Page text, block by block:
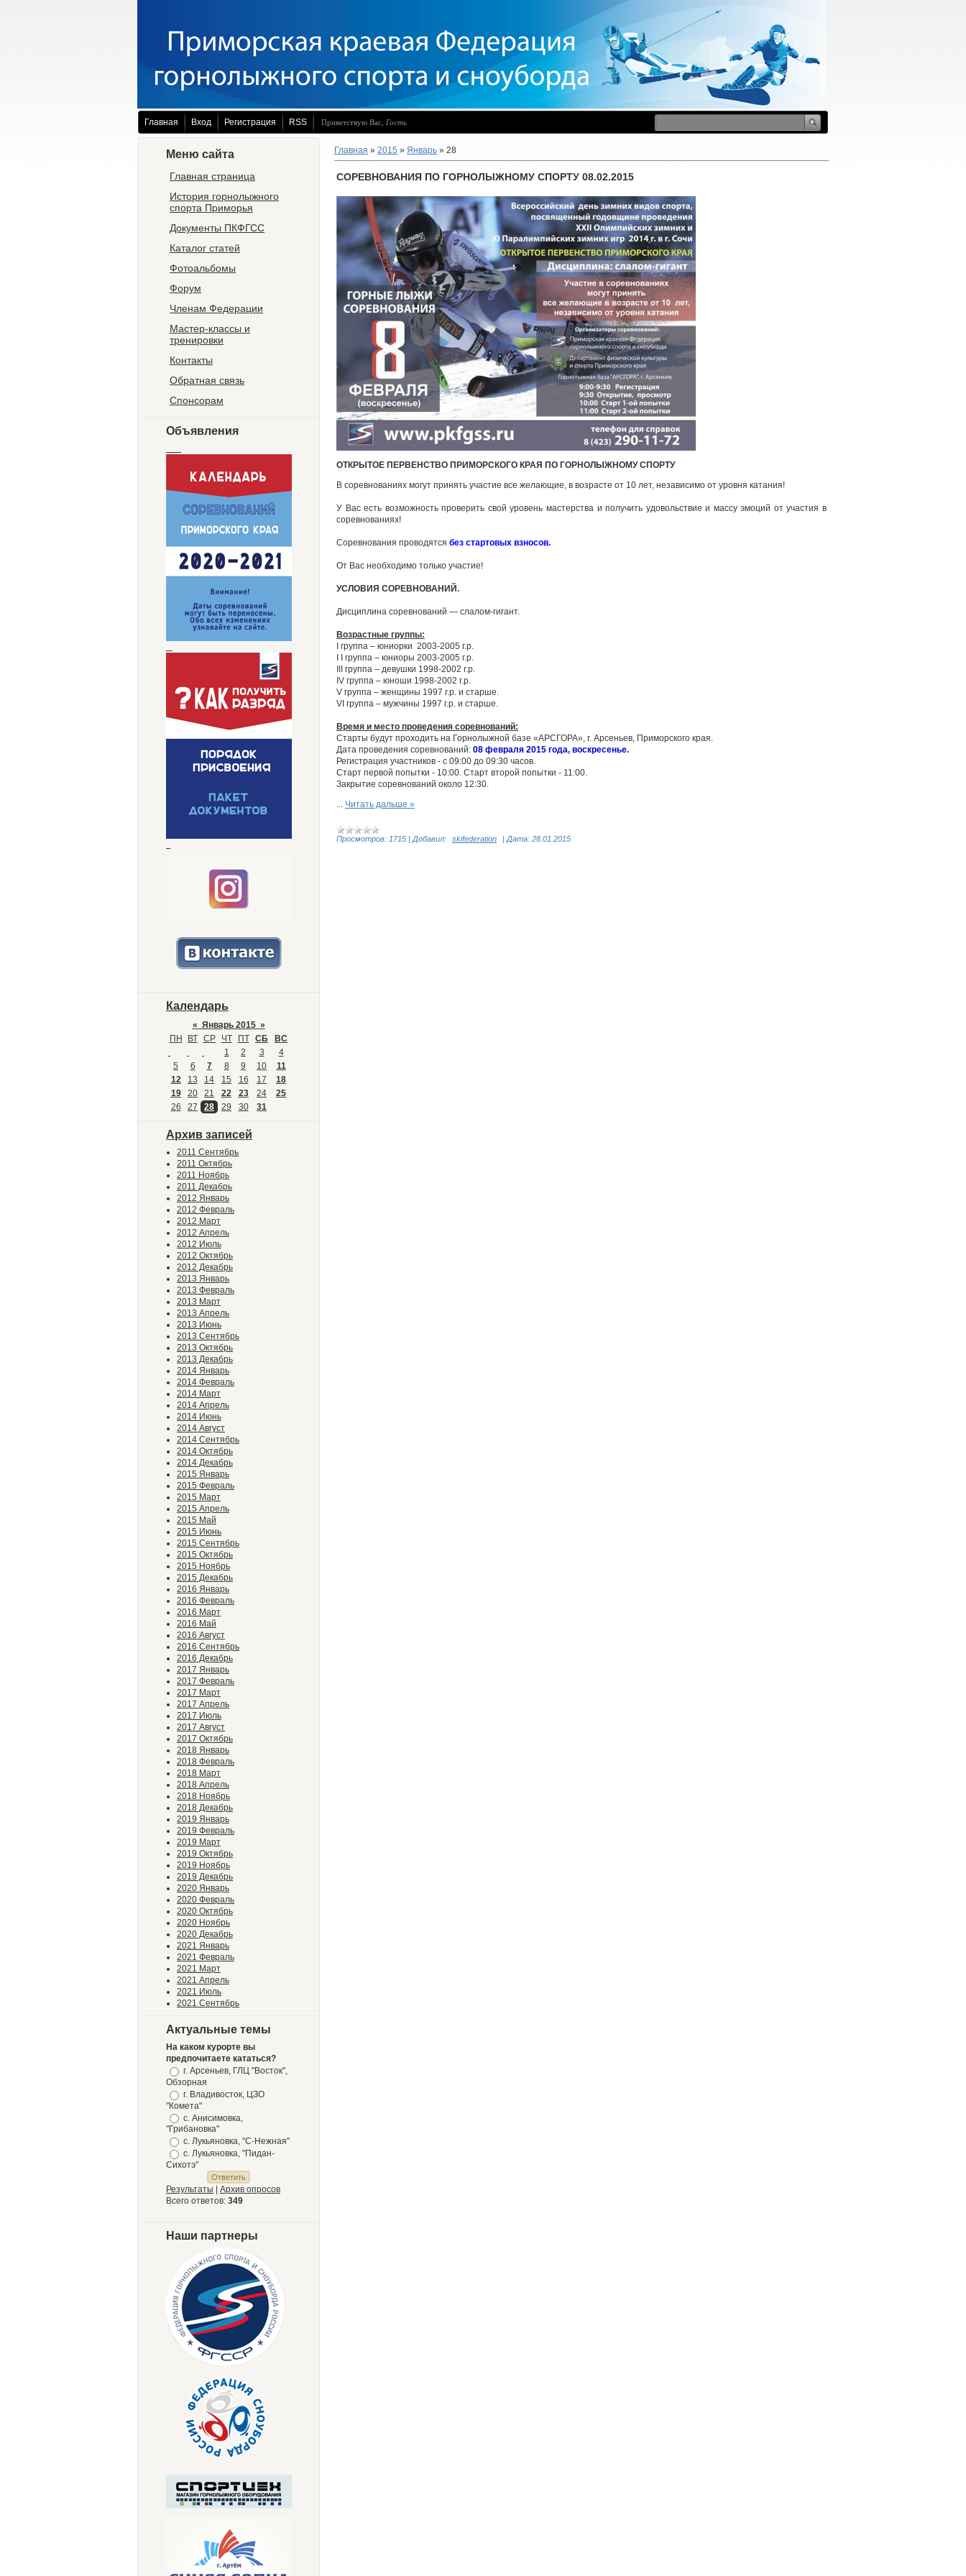
Главная Вход Регистрация RSS Приветствую Вас Гость
Меню сайта
Главная страница
История горнолыжного
спорта Приморья
Документы ПКФГСС
Каталог статей
Фотоальбомы
Форум
Членам Федерации
Мастер-классы и
тренировки
Контакты
Обратная связь
Спонсорам
Объявления
Календарь
« Январь 2015 »
ПН
ВТ СР ЧТ ПТ СБ
ВС
1
2 3
4
5
6 7 8 9 10
11
12
13 14 15 16 17
18
19
20 21 22 23 24
25
26
27 28 29 30 31
Архив записей
2011 Сентябрь
2011 Октябрь
2011 Ноябрь
2011 Декабрь
2012 Январь
2012 Февраль
2012 Март
2012 Апрель
2012 Июль
2012 Октябрь
2012 Декабрь
2013 Январь
2013 Февраль
2013 Март
2013 Апрель
2013 Июнь
2013 Сентябрь
2013 Октябрь
2013 Декабрь
2014 Январь
2014 Февраль
2014 Март
2014 Апрель
2014 Июнь
2014 Август
2014 Сентябрь
2014 Октябрь
2014 Декабрь
2015 Январь
2015 Февраль
2015 Март
2015 Апрель
2015 Май
2015 Июнь
2015 Сентябрь
2015 Октябрь
2015 Ноябрь
2015 Декабрь
2016 Январь
2016 Февраль
2016 Март
2016 Май
2016 Август
2016 Сентябрь
2016 Декабрь
2017 Январь
2017 Февраль
2017 Март
2017 Апрель
2017 Июль
2017 Август
2017 Октябрь
2018 Январь
2018 Февраль
2018 Март
2018 Апрель
2018 Ноябрь
2018 Декабрь
2019 Январь
2019 Февраль
2019 Март
2019 Октябрь
2019 Ноябрь
2019 Декабрь
2020 Январь
2020 Февраль
2020 Октябрь
2020 Ноябрь
2020 Декабрь
2021 Январь
2021 Февраль
2021 Март
2021 Апрель
2021 Июль
2021 Сентябрь
Актуальные темы
На каком курорте вы
предпочитаете кататься?
г. Арсеньев, ГЛЦ "Восток",
Обзорная
г. Владивосток, ЦЗО
"Комета"
с. Анисимовка,
"Грибановка"
с. Лукьяновка, "С-Нежная"
с. Лукьяновка, "Пидан-
Сихотэ"
Результаты
Архив опросов
Всего ответов: 349
Наши партнеры
Главная » 2015 » Январь » 28
СОРЕВНОВАНИЯ ПО ГОРНОЛЫЖНОМУ СПОРТУ 08.02.2015
ОТКРЫТОЕ ПЕРВЕНСТВО ПРИМОРСКОГО КРАЯ ПО ГОРНОЛЫЖНОМУ СПОРТУ
В соревнованиях могут принять участие все желающие, в возрасте от 10 лет, независимо от уровня катания!
У Вас есть возможность проверить свой уровень мастерства и получить удовольствие и массу эмоций от участия в
соревнованиях!
Соревнования проводятся без стартовых взносов.
От Вас необходимо только участие!
УСЛОВИЯ СОРЕВНОВАНИЙ.
Дисциплина соревнований — слалом-гигант.
Возрастные группы:
I группа – юниорки 2003-2005 г.р.
I I группа – юниоры 2003-2005 г.р.
III группа – девушки 1998-2002 г.р.
IV группа – юноши 1998-2002 г.р.
V группа – женщины 1997 г.р. и старше.
VI группа – мужчины 1997 г.р. и старше.
Время и место проведения соревнований:
Старты будут проходить на Горнолыжной базе «АРСГОРА», г. Арсеньев, Приморского края.
Дата проведения соревнований: 08 февраля 2015 года, воскресенье.
Регистрация участников - с 09:00 до 09:30 часов.
Старт первой попытки - 10:00. Старт второй попытки - 11:00.
Закрытие соревнований около 12:30.
... Читать дальше »
Просмотров: 1715 | Добавил: skifederation | Дата: 28.01.2015